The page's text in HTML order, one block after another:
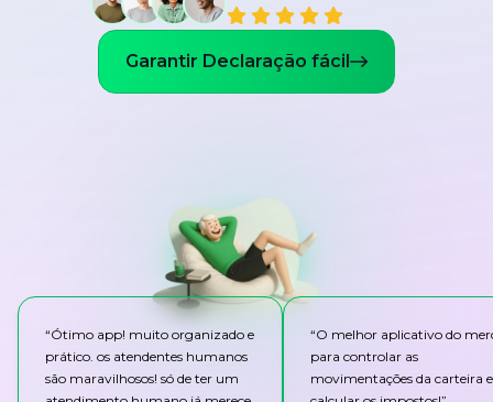
Garantir Declaração fácil
“Ótimo app! muito organizado e
prático. os atendentes humanos
são maravilhosos! só de ter um
“O melhor aplicativo do
para controlar as
movimentações da carteira e